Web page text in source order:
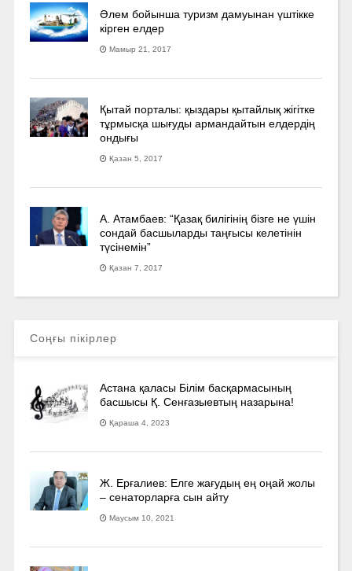
Әлем бойынша туризм дамуынан үштікке
кірген елдер
Мамыр 21, 2017
Қытай порталы: қыздары қытайлық жігітке
тұрмысқа шығуды армандайтын елдердің
ондығы
Қазан 5, 2017
А. Атамбаев: “Қазақ билігінің бізге не үшін
сондай басшыларды таңғысы келетінін
түсінемін”
Қазан 7, 2017
Соңғы пікірлер
Астана қаласы Білім басқармасының
басшысы Қ. Сенғазыевтың назарына!
Қараша 4, 2023
Ж. Ерғалиев: Елге жағудың ең оңай жолы
– сенаторларға сын айту
Маусым 10, 2021